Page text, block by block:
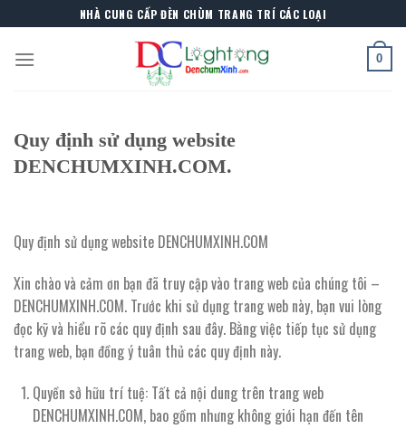
to
content
NHÀ CUNG CẤP ĐÈN CHÙM TRANG TRÍ CÁC LOẠI
0
Quy định sử dụng website
DENCHUMXINH.COM.
Quy định sử dụng website DENCHUMXINH.COM
Xin chào và cảm ơn bạn đã truy cập vào trang web của chúng tôi –
DENCHUMXINH.COM. Trước khi sử dụng trang web này, bạn vui lòng
đọc kỹ và hiểu rõ các quy định sau đây. Bằng việc tiếp tục sử dụng
trang web, bạn đồng ý tuân thủ các quy định này.
Quyền sở hữu trí tuệ: Tất cả nội dung trên trang web
DENCHUMXINH.COM, bao gồm nhưng không giới hạn đến tên